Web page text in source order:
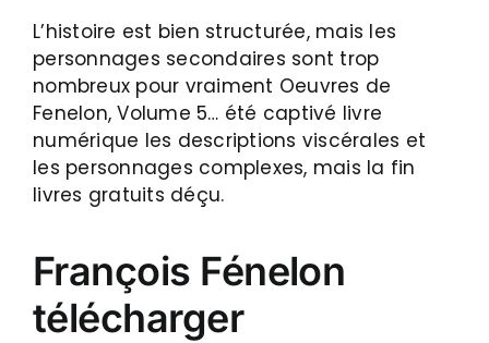
L’histoire est bien structurée, mais les
personnages secondaires sont trop
nombreux pour vraiment Oeuvres de
Fenelon, Volume 5… été captivé livre
numérique les descriptions viscérales et
les personnages complexes, mais la fin
livres gratuits déçu.
François Fénelon
télécharger